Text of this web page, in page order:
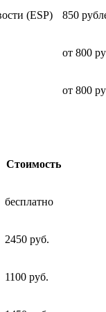
(ESP) 850
от 800
от 800
Стоимость
бесплатно
2450 руб.
1100 руб.